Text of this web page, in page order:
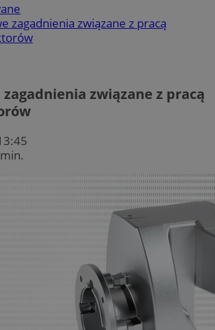
zagadnienia związane z pracą
związane z pracą